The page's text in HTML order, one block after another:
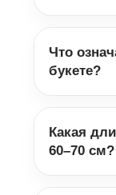
Что
букете?
ясное
Какая
60–70 см?